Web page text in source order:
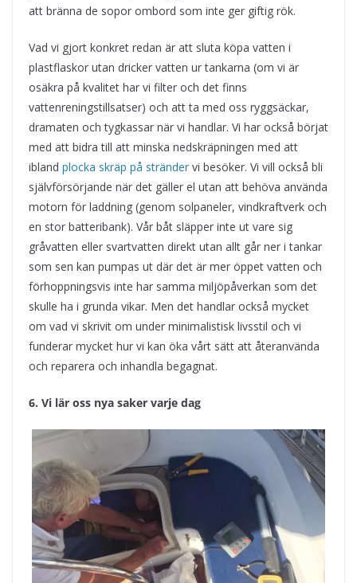
att bränna de sopor ombord som inte ger giftig rök.
Vad vi gjort konkret redan är att sluta köpa vatten i
plastflaskor utan dricker vatten ur tankarna (om vi är
osäkra på kvalitet har vi filter och det finns
vattenreningstillsatser) och att ta med oss ryggsäckar,
dramaten och tygkassar när vi handlar. Vi har också börjat
med att bidra till att minska nedskräpningen med att
ibland plocka skräp på stränder vi besöker. Vi vill också bli
självförsörjande när det gäller el utan att behöva använda
motorn för laddning (genom solpaneler, vindkraftverk och
en stor batteribank). Vår båt släpper inte ut vare sig
gråvatten eller svartvatten direkt utan allt går ner i tankar
som sen kan pumpas ut där det är mer öppet vatten och
förhoppningsvis inte har samma miljöpåverkan som det
skulle ha i grunda vikar. Men det handlar också mycket
om vad vi skrivit om under minimalistisk livsstil och vi
funderar mycket hur vi kan öka vårt sätt att återanvända
och reparera och inhandla begagnat.
6. Vi lär oss nya saker varje dag